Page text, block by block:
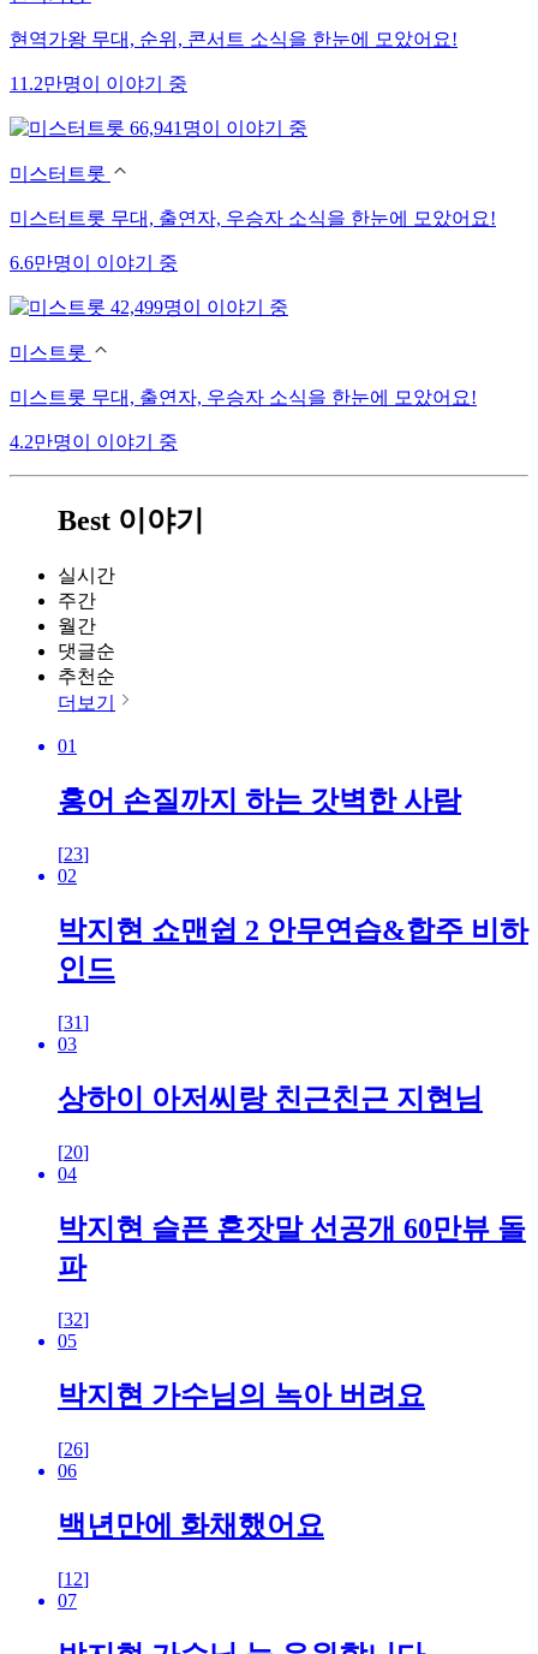
현역가왕 무대, 순위, 콘서트 소식을 한눈에 모았어요!
11.2만명이 이야기 중
66,941명이 이야기 중
미스터트롯
미스터트롯 무대, 출연자, 우승자 소식을 한눈에 모았어요!
6.6만명이 이야기 중
42,499명이 이야기 중
미스트롯
미스트롯 무대, 출연자, 우승자 소식을 한눈에 모았어요!
4.2만명이 이야기 중
Best 이야기
실시간
주간
월간
댓글순
추천순
더보기
01
홍어 손질까지 하는 갓벽한 사람
[23]
02
박지현 쇼맨쉽 2 안무연습&합주 비하
인드
[31]
03
상하이 아저씨랑 친근친근 지현님
[20]
04
박지현 슬픈 혼잣말 선공개 60만뷰 돌
파
[32]
05
박지현 가수님의 녹아 버려요
[26]
06
백년만에 화채했어요
[12]
07